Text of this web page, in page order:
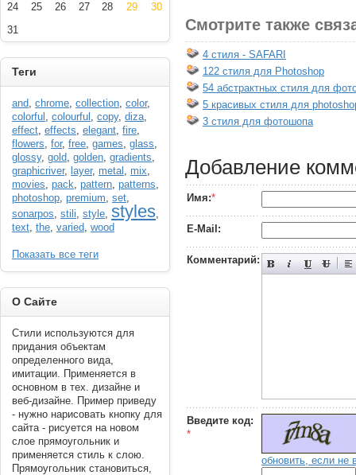
Смотрите также
4 стиля - SAFARI
122 стиля для Photoshop
54 абстрактных стиля для
5 красивых стиля для
3 стиля для фотошопа
Добавление
Имя:*
E-Mail:
Комментарий:
Введите код:
*
обновить, если не
24
25 26 27 28 29
30
31
Теги
and, chrome, collection, color,
colorful , colourful , copy, diza,
effect, effects, elegant, fire,
flowers, for, free, games, glass,
glossy, gold, golden, gradients,
graphicriver, layer, metal , mix,
movies, pack, pattern, patterns,
photoshop, premium, set,
sonarpos, stili, style, styles,
text, the, varied, wood
Показать все теги
О Сайте
Стили используются для
придания объектам
определенного вида,
имитации. Применяется в
основном в тех. дизайне и
веб-дизайне. Пример приведу
- нужно нарисовать кнопку для
сайта - рисуется на новом
слое прямоугольник и
применяется стиль к слою.
Прямоугольник становиться,